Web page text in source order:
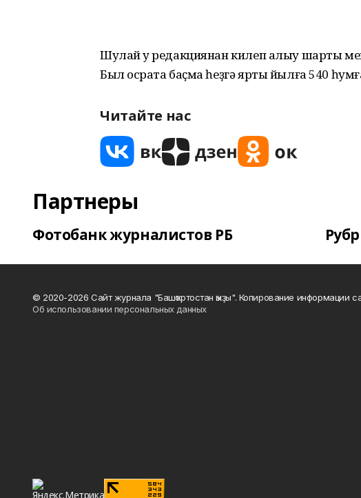
Шулай уҡ редакциянан килеп алыу шарты
Был осраҡта баҫма һеҙгә ярты йылға 540
Читайте нас
Партнеры
Фотобанк журналистов РБ
© 2020-2026 Сайт журнала "Башҡортостан ҡыҙы". Копирование информации
Об использовании персональных данных